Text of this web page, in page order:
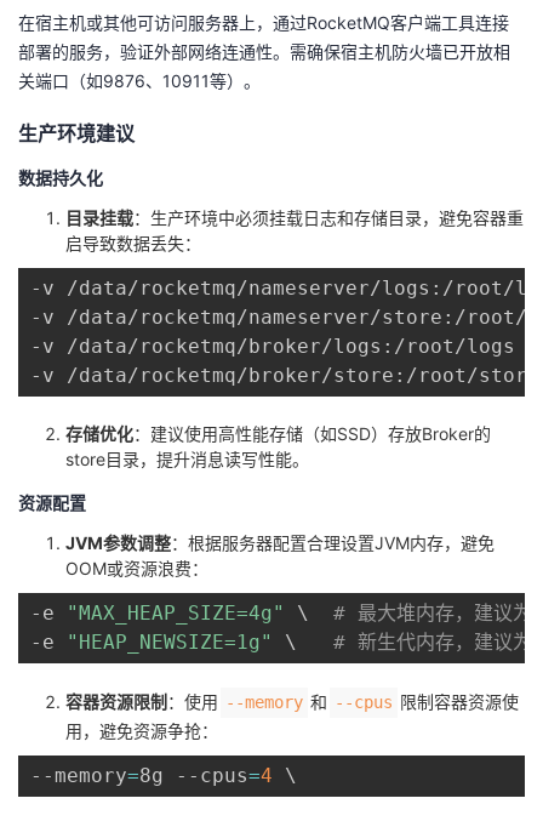
在宿主机或其他可访问服务器上，通过RocketMQ客户端工具连接
部署的服务，验证外部网络连通性。需确保宿主机防火墙已开放相
关端口（如9876、10911等）。
生产环境建议
数据持久化
目录挂载：生产环境中必须挂载日志和存储目录，避免容器重
启导致数据丢失：
-v /data/rocketmq/nameserver/logs:/root/
-v /data/rocketmq/nameserver/store:/
-v /data/rocketmq/broker/logs:/root/logs
-v /data/rocketmq/broker/store:/root/
存储优化：建议使用高性能存储（如SSD）存放Broker的
store目录，提升消息读写性能。
资源配置
JVM参数调整：根据服务器配置合理设置JVM内存，避免
OOM或资源浪费：
-e "MAX_HEAP_SIZE=4g" \
# 最大堆内存，建议为
-e
"HEAP_NEWSIZE=1g" \ # 新生代内存，建议为
容器资源限制 ：使用 --memory 和 --cpus 限制容器资源使
用，避免资源争抢：
--memory=8g --cpus=4 \